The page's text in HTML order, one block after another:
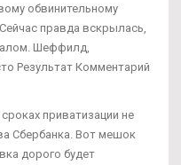
обвинительному
правда вскрылась,
Шеффилд,
Результат Комментарий
приватизации не
Сбербанка. Вот мешок
дорого будет